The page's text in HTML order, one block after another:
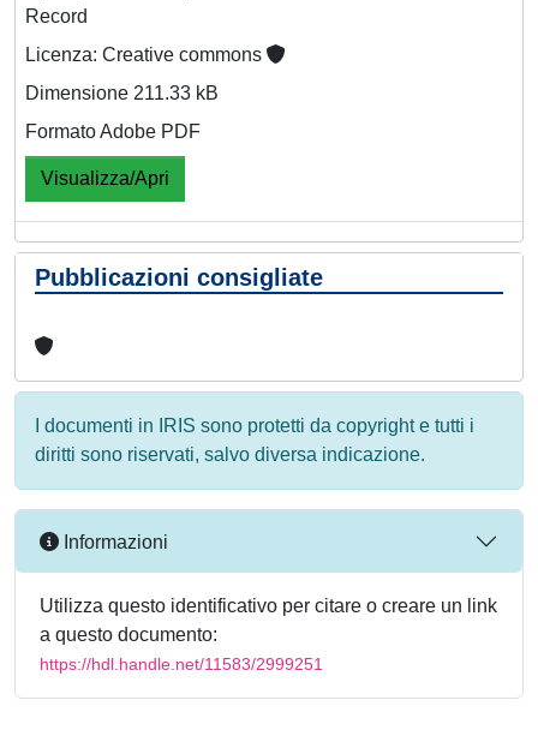
Record
Licenza: Creative commons
Dimensione 211.33 kB
Formato Adobe PDF
Visualizza/Apri
Pubblicazioni consigliate
I documenti in IRIS sono protetti da copyright e tutti i
diritti sono riservati, salvo diversa indicazione.
Informazioni
Utilizza questo identificativo per citare o creare un link
a questo documento:
https://hdl.handle.net/11583/2999251